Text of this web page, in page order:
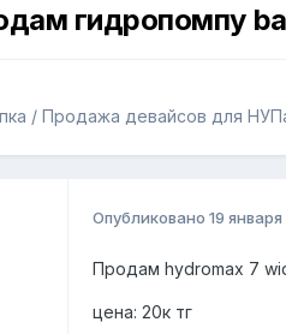
гидропомпу
/ Продажа девайсов для
Опубликовано 19 января
Продам hydromax 7
цена: 20к тг